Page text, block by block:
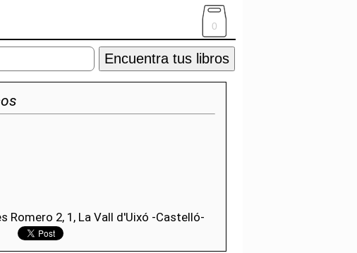
0
Encuentra tus libros
Romero 2, 1, La Vall d'Uixó -Castelló-